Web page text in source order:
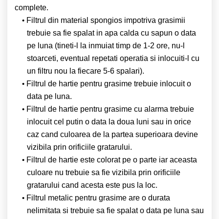
complete.
Filtrul din material spongios impotriva grasimii
trebuie sa fie spalat in apa calda cu sapun o data
pe luna (tineti-l la inmuiat timp de 1-2 ore, nu-l
stoarceti, eventual repetati operatia si inlocuiti-l cu
un filtru nou la fiecare 5-6 spalari).
Filtrul de hartie pentru grasime trebuie inlocuit o
data pe luna.
Filtrul de hartie pentru grasime cu alarma trebuie
inlocuit cel putin o data la doua luni sau in orice
caz cand culoarea de la partea superioara devine
vizibila prin orificiile gratarului.
Filtrul de hartie este colorat pe o parte iar aceasta
culoare nu trebuie sa fie vizibila prin orificiile
gratarului cand acesta este pus la loc.
Filtrul metalic pentru grasime are o durata
nelimitata si trebuie sa fie spalat o data pe luna sau